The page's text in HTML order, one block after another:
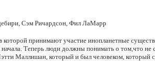
Сэм Ричардсон, Фил ЛаМарр
принимают участие инопланетные
Теперь люди должны понимать о том,что
Маллишан, который и был человеком,